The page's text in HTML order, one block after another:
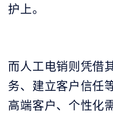
护上。
而人工电销则凭借
务、建立客户信任
高端客户、个性化